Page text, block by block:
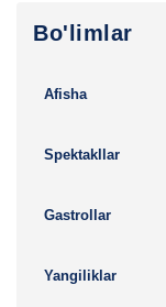
Bo'limlar
Afisha
Spektakllar
Gastrollar
Yangiliklar